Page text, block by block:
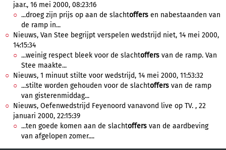
jaar., 16 mei 2000, 08:23:16
...droeg zijn prijs op aan de slachtoffers en nabestaanden van
de ramp in...
Nieuws, Van Stee begrijpt verspelen wedstrijd niet, 14 mei 2000,
14:15:34
...weinig respect bleek voor de slachtoffers van de ramp. Van
Stee maakte...
Nieuws, 1 minuut stilte voor wedstrijd, 14 mei 2000, 11:53:32
...stilte worden gehouden voor de slachtoffers van de ramp
van gisterenmiddag...
Nieuws, Oefenwedstrijd Feyenoord vanavond live op TV. , 22
januari 2000, 22:15:39
...ten goede komen aan de slachtoffers van de aardbeving
van afgelopen zomer....